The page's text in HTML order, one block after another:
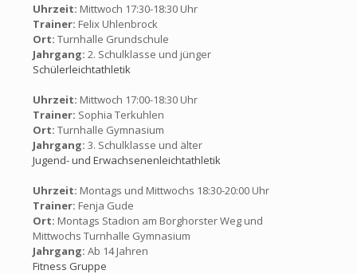
Uhrzeit: Mittwoch 17:30-18:30 Uhr
Trainer: Felix Uhlenbrock
Ort: Turnhalle Grundschule
Jahrgang: 2. Schulklasse und jünger
Schülerleichtathletik
Uhrzeit: Mittwoch 17:00-18:30 Uhr
Trainer: Sophia Terkuhlen
Ort: Turnhalle Gymnasium
Jahrgang: 3. Schulklasse und älter
Jugend- und Erwachsenenleichtathletik
Uhrzeit: Montags und Mittwochs 18:30-20:00 Uhr
Trainer: Fenja Gude
Ort: Montags Stadion am Borghorster Weg und
Mittwochs Turnhalle Gymnasium
Jahrgang: Ab 14 Jahren
Fitness Gruppe